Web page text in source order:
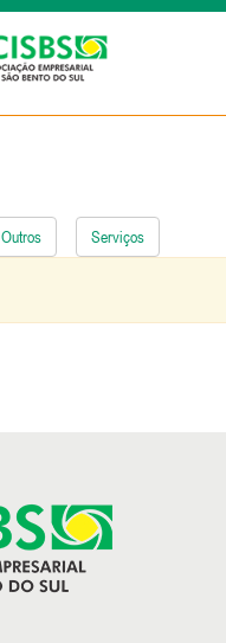
Outros Serviços